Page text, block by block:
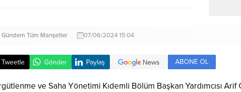
Gündem Tüm Manşetler 07/06/2024 15:04
Tweetle Gönder Paylaş ABONE OL
ve Saha Yönetimi Kıdemli Bölüm Başkan Yardımcısı